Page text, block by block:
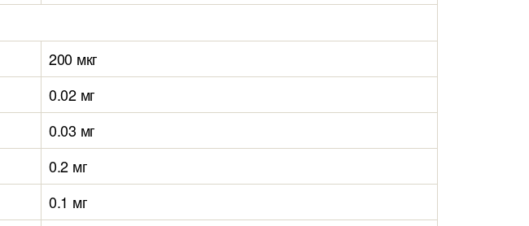
200 мкг
0.02 мг
0.03 мг
0.2 мг
0.1 мг